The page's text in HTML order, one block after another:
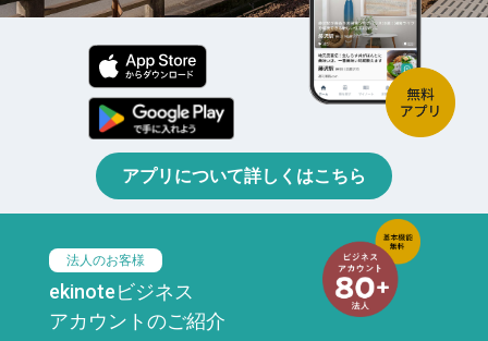
アプリについて詳しくはこちら
法人のお客様
ekinoteビジネス
アカウントのご紹介